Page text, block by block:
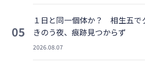
05
１日と同一個体か？ 相生五で
きのう夜、痕跡見つからず
2026.08.07